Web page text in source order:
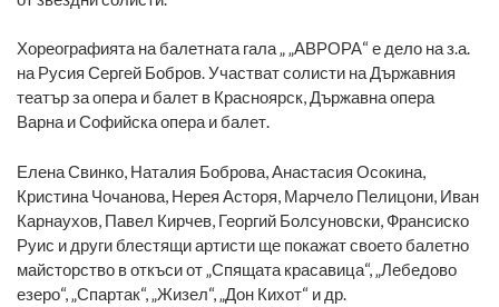
Хореографията на балетната гала „ „АВРОРА“ е дело на з.а.
на Русия Сергей Бобров. Участват солисти на Държавния
театър за опера и балет в Красноярск, Държавна опера
Варна и Софийска опера и балет.
Елена Свинко, Наталия Боброва, Анастасия Осокина,
Кристина Чочанова, Нерея Асторя, Марчело Пелицони, Иван
Карнаухов, Павел Кирчев, Георгий Болсуновски, Франсиско
Руис и други блестящи артисти ще покажат своето балетно
майсторство в откъси от „Спящата красавица“, „Лебедово
езеро“, „Спартак“, „Жизел“, „Дон Кихот“ и др.